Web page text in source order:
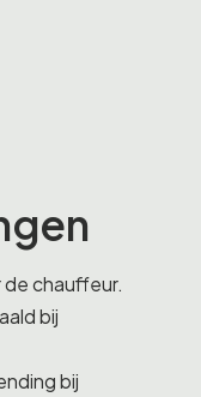
chauffeur.
bij
bij